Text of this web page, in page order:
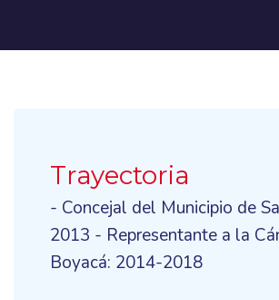
Trayectoria
- Concejal del Municipio de
2013 - Representante a la
Boyacá: 2014-2018